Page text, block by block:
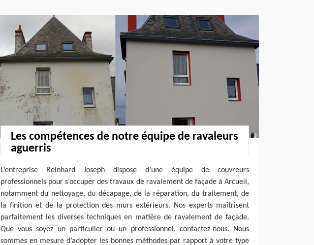
Les compétences de notre équipe de ravaleurs
aguerris
L’entreprise Reinhard Joseph dispose d’une équipe de couvreurs
professionnels pour s’occuper des travaux de ravalement de façade à Arcueil,
notamment du nettoyage, du décapage, de la réparation, du traitement, de
la finition et de la protection des murs extérieurs. Nos experts maîtrisent
parfaitement les diverses techniques en matière de ravalement de façade.
Que vous soyez un particulier ou un professionnel, contactez-nous. Nous
sommes en mesure d’adopter les bonnes méthodes par rapport à votre type